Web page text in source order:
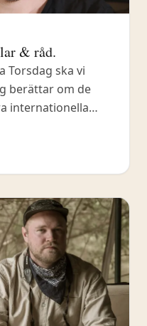
& råd.
Torsdag ska vi
berättar om de
internationella
2020. Jag ger
tips på vad jag